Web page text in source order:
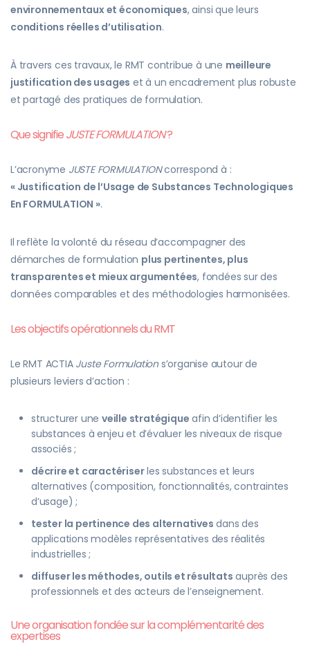
environnementaux et économiques, ainsi que leurs
conditions réelles d’utilisation.
À travers ces travaux, le RMT contribue à une meilleure
justification des usages et à un encadrement plus robuste
et partagé des pratiques de formulation.
Que signifieJUSTE FORMULATION?
L’acronyme JUSTE FORMULATIONcorrespond à :
« Justification de l’Usage de Substances Technologiques
En FORMULATION ».
Il reflète la volonté du réseau d’accompagner des
démarches de formulation plus pertinentes, plus
transparentes et mieux argumentées, fondées sur des
données comparables et des méthodologies harmonisées.
Les objectifs opérationnels du RMT
Le RMT ACTIA Juste Formulations’organise autour de
plusieurs leviers d’action :
structurer une veille stratégique afin d’identifier les
substances à enjeu et d’évaluer les niveaux de risque
associés ;
décrire et caractériserles substances et leurs
alternatives (composition, fonctionnalités, contraintes
d’usage) ;
tester la pertinence des alternatives dans des
applications modèles représentatives des réalités
industrielles ;
diffuser les méthodes, outils et résultats auprès des
professionnels et des acteurs de l’enseignement.
Une organisation fondée sur la complémentarité des
expertises